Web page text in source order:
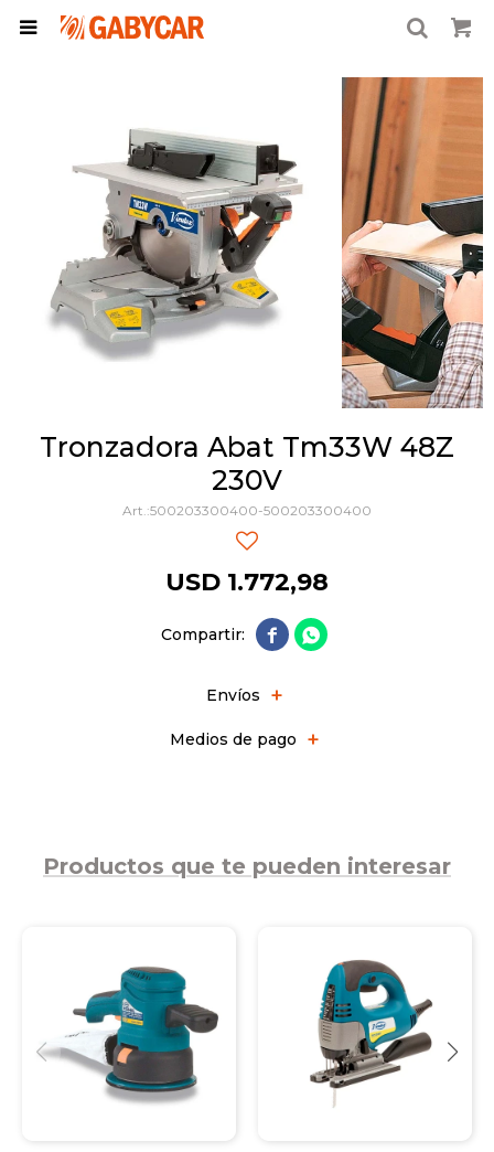

Tronzadora Abat Tm33W 48Z
230V
500203300400-500203300400
USD 1.772,98
 
Envíos
Medios de pago
Productos que te pueden interesar